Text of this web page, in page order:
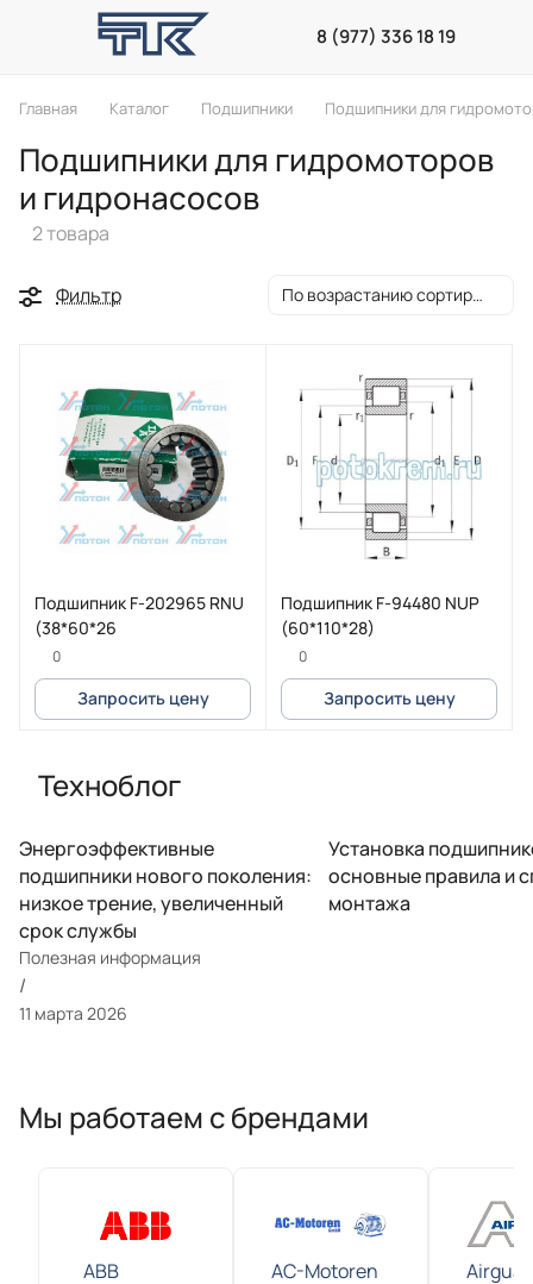
8 (977) 336 18 19
Главная Каталог Подшипники Подшипники для
Подшипники для гидромоторов
и гидронасосов
2 товара
Фильтр По возрастанию сортировки
Подшипник F-202965 RNU
(38*60*26
0
Запросить цену
Подшипник F-94480 NUP
(60*110*28)
0
Запросить цену
Техноблог
Энергоэффективные
подшипники нового поколения:
низкое трение, увеличенный
срок службы
Полезная информация
/
11 марта 2026
Установка
основные правила и
монтажа
Мы работаем с брендами
ABB
AC-Motoren